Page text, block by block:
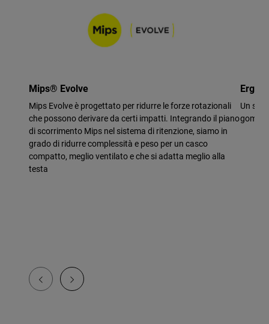
Mips® Evolve
Mips Evolve è progettato per ridurre le forze rotazionali
che possono derivare da certi impatti. Integrando il piano
di scorrimento Mips nel sistema di ritenzione, siamo in
grado di ridurre complessità e peso per un casco
compatto, meglio ventilato e che si adatta meglio alla
testa
Ergo
Un